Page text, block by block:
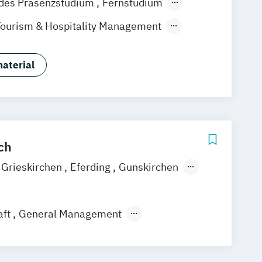
& Hospitality Management
(120 CP)
Grieskirchen Eferding
Gunskirchen
Wels Vöcklabruck Leonding
General Management
Maschinenbau